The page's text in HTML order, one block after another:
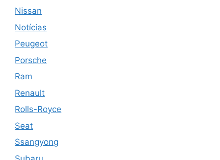
Nissan
Notícias
Peugeot
Porsche
Ram
Renault
Rolls-Royce
Seat
Ssangyong